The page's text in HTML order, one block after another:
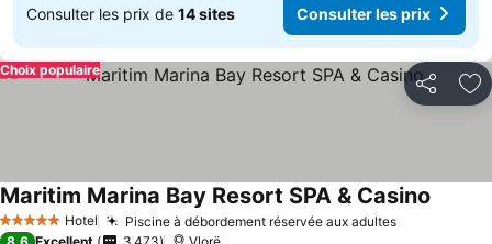
Consulter les prix de 14 sites Consulter les prix
Partager
Choix populaire
5 Étoiles Hotel Piscine à débordement réservée aux adultes
Maritim Marina Bay Resort SPA & Casino